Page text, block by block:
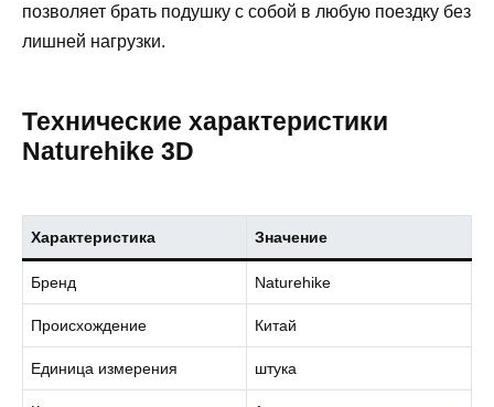
позволяет брать подушку с собой в любую поездку без
лишней нагрузки.
Технические характеристики
Naturehike 3D
Характеристика Значение
Бренд Naturehike
Происхождение Китай
Единица измерения штука